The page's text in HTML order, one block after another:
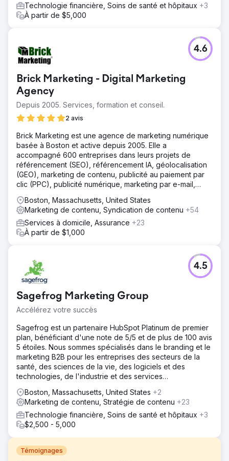
Technologie financière, Soins de santé et hôpitaux +3
À partir de $5,000
Brick Marketing - Digital Marketing
Agency
Depuis 2005. Services, formation et conseil.
2 avis
4.6
Brick Marketing est une agence de marketing numérique
basée à Boston et active depuis 2005. Elle a
accompagné 600 entreprises dans leurs projets de
référencement (SEO), référencement IA, géolocalisation
(GEO), marketing de contenu, publicité au paiement par
clic (PPC), publicité numérique, marketing par e-mail,
formation, conseil et assistance.
Boston, Massachusetts, United States
Marketing de contenu, Syndication de contenu +54
Services à domicile, Assurance +23
À partir de $1,000
Sagefrog Marketing Group
Accélérez votre succès
4.5
Sagefrog est un partenaire HubSpot Platinum de premier
plan, bénéficiant d'une note de 5/5 et de plus de 100 avis
5 étoiles. Nous sommes spécialisés dans le branding et le
marketing B2B pour les entreprises des secteurs de la
santé, des sciences de la vie, des logiciels et des
technologies, de l'industrie et des services
Boston, Massachusetts, United States +2
Marketing de contenu, Stratégie de contenu +23
Technologie financière, Soins de santé et hôpitaux +3
$2,500 - 5,000
Témoignages